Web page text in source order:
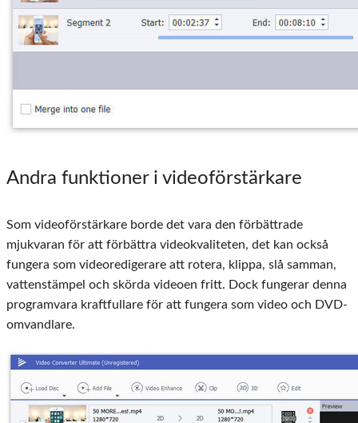
Andra funktioner i videoförstärkare
Som videoförstärkare borde det vara den förbättrade
mjukvaran för att förbättra videokvaliteten, det kan också
fungera som videoredigerare att rotera, klippa, slå samman,
vattenstämpel och skörda videoen fritt. Dock fungerar denna
programvara kraftfullare för att fungera som video och DVD-
omvandlare.